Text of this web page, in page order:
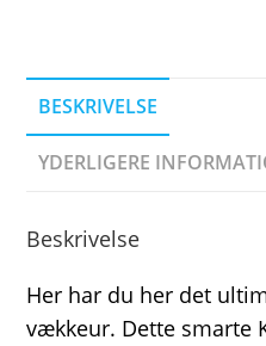
BESKRIVELSE
YDERLIGERE
Beskrivelse
Her har du her det
vækkeur. Dette smarte